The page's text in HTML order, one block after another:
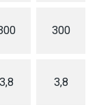
300
3,8 3,8